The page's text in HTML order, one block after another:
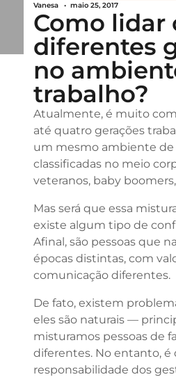
Vanesa • maio 25, 2017
Como lidar
diferentes
no
trabalho?
Atualmente, é muito
até quatro gerações
um mesmo ambiente de
classificadas no meio
veteranos, baby boomers,
Mas será que essa
existe algum tipo de
Afinal, são pessoas que
épocas distintas, com
comunicação diferentes.
De fato, existem
eles são naturais —
misturamos pessoas de
diferentes. No entanto, é
responsabilidade dos